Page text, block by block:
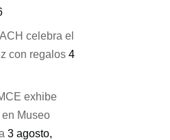
celebra el
con regalos 4
exhibe
Museo
3 agosto,